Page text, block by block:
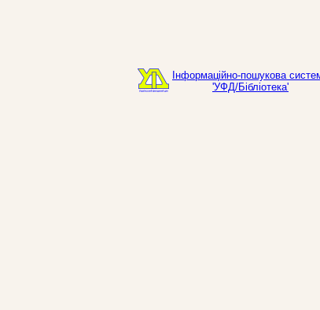
Інформаційно-пошукова
'УФД/Бібліотека'